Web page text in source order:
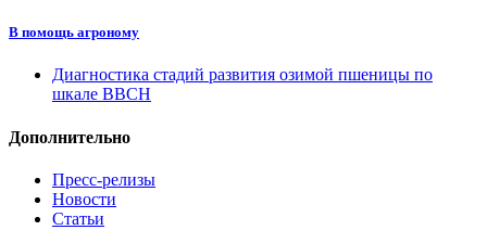
В помощь агроному
Диагностика стадий развития озимой пшеницы по
шкале ВВСН
Дополнительно
Пресс-релизы
Новости
Статьи